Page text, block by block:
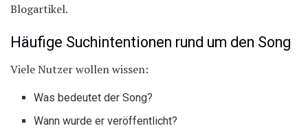
Blogartikel.
Häufige Suchintentionen rund um den Song
Viele Nutzer wollen wissen:
Was bedeutet der Song?
Wann wurde er veröffentlicht?